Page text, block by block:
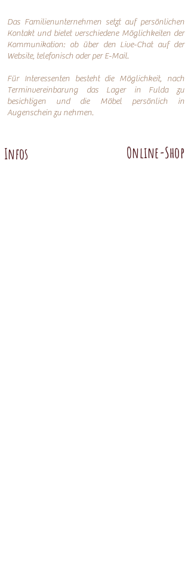
Das Familienunternehmen setzt auf persönlichen
Kontakt und bietet verschiedene Möglichkeiten der
Kommunikation: ob über den Live-Chat auf der
Website, telefonisch oder perE-Mail.
Für Interessenten besteht die Möglichkeit, nach
Terminvereinbarung das Lager in Fulda zu
besichtigen und die Möbel persönlich in
Augenschein zu nehmen.
Infos Online-Shop